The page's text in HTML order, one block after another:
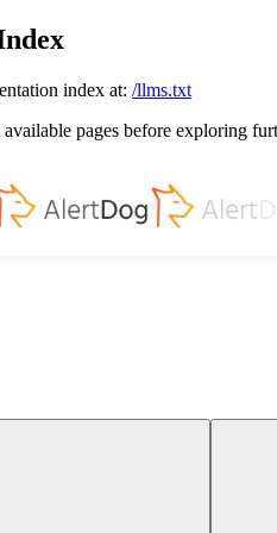
index at: /llms.txt
pages before exploring